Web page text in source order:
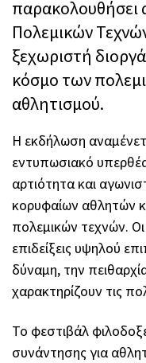
παρακολουθήσει
Πολεμικών
ξεχωριστή
κόσμο των
αθλητισμού.
Η εκδήλωση
εντυπωσιακό
αρτιότητα και
κορυφαίων αθλητών
πολεμικών τεχνών.
επιδείξεις υψηλού
δύναμη, την
χαρακτηρίζουν τις
Το φεστιβάλ
συνάντησης για